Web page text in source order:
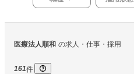
医療法人順和 の求人・仕事・採用
161件